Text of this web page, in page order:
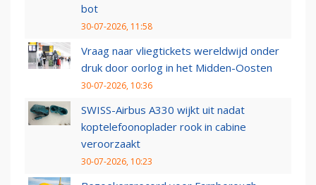
bot
30-07-2026, 11:58
Vraag naar vliegtickets wereldwijd onder
druk door oorlog in het Midden-Oosten
30-07-2026, 10:36
SWISS-Airbus A330 wijkt uit nadat
koptelefoonoplader rook in cabine
veroorzaakt
30-07-2026, 10:23